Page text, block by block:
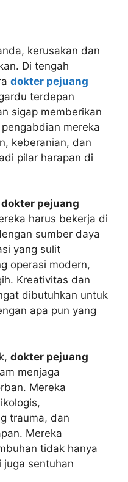
kerusakan dan
Di tengah
dokter pejuang
terdepan
sigap memberikan
mereka
keberanian, dan
pilar harapan di
dokter pejuang
harus bekerja di
sumber daya
yang sulit
operasi modern,
Kreativitas dan
dibutuhkan untuk
apa pun yang
dokter pejuang
menjaga
Mereka
trauma, dan
Mereka
tidak hanya
sentuhan